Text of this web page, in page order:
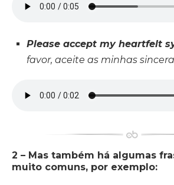
Please accept my heartfelt
favor, aceite as minhas
2 – Mas também há algumas
muito comuns, por exemplo: